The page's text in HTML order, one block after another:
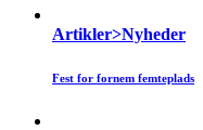
Artikler>Nyheder
Fest for fornem femteplads